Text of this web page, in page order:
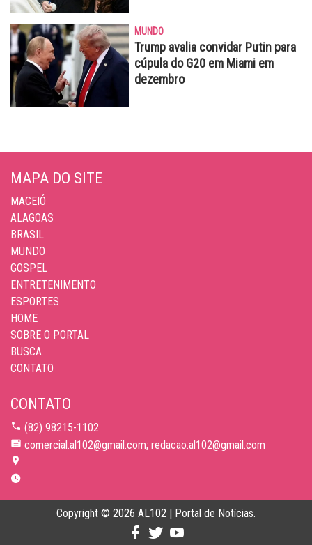
MUNDO
Trump avalia convidar Putin para
cúpula do G20 em Miami em
dezembro
MAPA DO SITE
MACEIÓ
ALAGOAS
BRASIL
MUNDO
GOSPEL
ENTRETENIMENTO
ESPORTES
HOME
SOBRE O PORTAL
BUSCA
CONTATO
CONTATO
(82) 98215-1102
comercial.al102@gmail.com; redacao.al102@gmail.com
Copyright © 2026 AL102 | Portal de Notícias.